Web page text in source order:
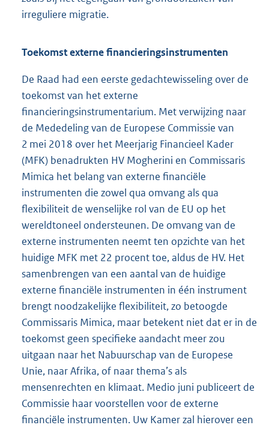
irreguliere migratie.
Toekomst externe financieringsinstrumenten
De Raad had een eerste gedachtewisseling over de
toekomst van het externe
financieringsinstrumentarium. Met verwijzing naar
de Mededeling van de Europese Commissie van
2 mei 2018 over het Meerjarig Financieel Kader
(MFK) benadrukten HV Mogherini en Commissaris
Mimica het belang van externe financiële
instrumenten die zowel qua omvang als qua
flexibiliteit de wenselijke rol van de EU op het
wereldtoneel ondersteunen. De omvang van de
externe instrumenten neemt ten opzichte van het
huidige MFK met 22 procent toe, aldus de HV. Het
samenbrengen van een aantal van de huidige
externe financiële instrumenten in één instrument
brengt noodzakelijke flexibiliteit, zo betoogde
Commissaris Mimica, maar betekent niet dat er in de
toekomst geen specifieke aandacht meer zou
uitgaan naar het Nabuurschap van de Europese
Unie, naar Afrika, of naar thema’s als
mensenrechten en klimaat. Medio juni publiceert de
Commissie haar voorstellen voor de externe
financiële instrumenten. Uw Kamer zal hierover een